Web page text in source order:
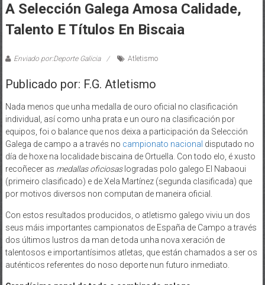
A Selección Galega Amosa Calidade,
Talento E Títulos En Biscaia
Enviado por:Deporte Galicia Atletismo
Publicado por: F.G. Atletismo
Nada menos que unha medalla de ouro oficial no clasificación
individual, así como unha prata e un ouro na clasificación por
equipos, foi o balance que nos deixa a participación da Selección
Galega de campo a a través no campionato nacional disputado no
día de hoxe na localidade biscaina de Ortuella. Con todo elo, é xusto
recoñecer as medallas oficiosaslogradas polo galego El Nabaoui
(primeiro clasificado) e de Xela Martínez (segunda clasificada) que
por motivos diversos non computan de maneira oficial.
Con estos resultados producidos, o atletismo galego viviu un dos
seus máis importantes campionatos de España de Campo a través
dos últimos lustros da man de toda unha nova xeración de
talentosos e importantísimos atletas, que están chamados a ser os
auténticos referentes do noso deporte nun futuro inmediato.